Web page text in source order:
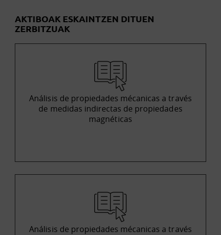
AKTIBOAK ESKAINTZEN DITUEN
ZERBITZUAK
Análisis de propiedades mécanicas a través
de medidas indirectas de propiedades
magnéticas
Análisis de propiedades mécanicas a través